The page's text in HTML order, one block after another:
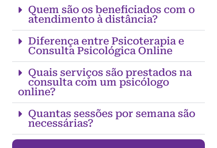
Quem são os beneficiados com o
atendimento à distância?
Diferença entre Psicoterapia e
Consulta Psicológica Online
Quais serviços são prestados na
consulta com um psicólogo
online?
Quantas sessões por semana são
necessárias?